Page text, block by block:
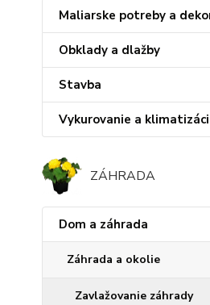
Maliarske potreby a
Obklady a dlažby
Stavba
Vykurovanie a
ZÁHRADA
Dom a záhrada
Záhrada a okolie
Zavlažovanie záhrady